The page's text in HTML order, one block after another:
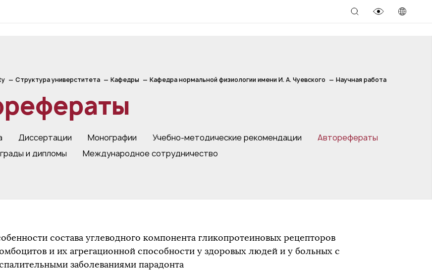
Структура универститета Кафедры Кафедра нормальной физиологии имени И. А. Чуевского Научная работа
Диссертации Монографии Учебно-методические рекомендации
Авторефераты
и дипломы Международное сотрудничество
состава углеводного компонента гликопротеиновых рецепторов
и их агрегационной способности у здоровых людей и у больных с
заболеваниями парадонта